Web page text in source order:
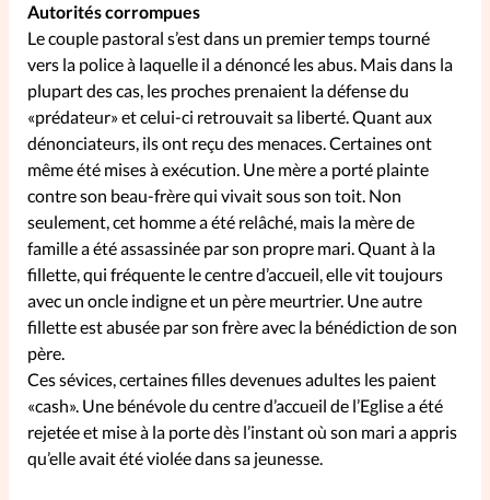
La rédaction
Mon compte
Changement d'adresse
Nous contacter
Autorités corrompues
Le couple pastoral s’est dans un premier temps tourné
vers la police à laquelle il a dénoncé les abus. Mais dans la
plupart des cas, les proches prenaient la défense du
«prédateur» et celui-ci retrouvait sa liberté. Quant aux
dénonciateurs, ils ont reçu des menaces. Certaines ont
même été mises à exécution. Une mère a porté plainte
contre son beau-frère qui vivait sous son toit. Non
seulement, cet homme a été relâché, mais la mère de
famille a été assassinée par son propre mari. Quant à la
fillette, qui fréquente le centre d’accueil, elle vit toujours
avec un oncle indigne et un père meurtrier. Une autre
fillette est abusée par son frère avec la bénédiction de son
père.
Ces sévices, certaines filles devenues adultes les paient
«cash». Une bénévole du centre d’accueil de l’Eglise a été
rejetée et mise à la porte dès l’instant où son mari a appris
qu’elle avait été violée dans sa jeunesse.